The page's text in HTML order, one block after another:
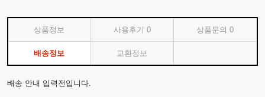
상품정보 사용후기 0 상품문의0
배송정보 교환정보
배송 안내 입력전입니다.